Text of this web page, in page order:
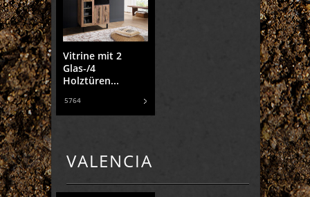
Vitrine mit 2
Glas-/4
Holztüren...
5764
VALENCIA